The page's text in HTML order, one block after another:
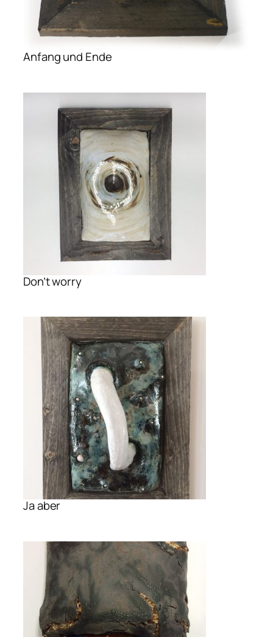
Anfang und Ende
Don’t worry
Ja aber